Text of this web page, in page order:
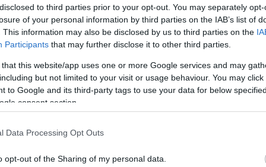
to third parties prior to your opt-out. You may separately
of your personal information by third parties on the IAB’s list of
This information may also be disclosed by us to third parties on the
Participants that may further disclose it to other third parties.
that this website/app uses one or more Google services and may
but not limited to your visit or usage behaviour. You may
to Google and its third-party tags to use your data for below
consent section.
Data Processing Opt Outs
opt-out of the Sharing of my personal data.
frissíti fel Trent Reznor klasszikusait, mintha az egész életmű
– ipari zajból extatikus technoőrület lesz, méghozzá
módon. Ez a kritika először a Recorder magazin 134. számában
TOVÁBB →